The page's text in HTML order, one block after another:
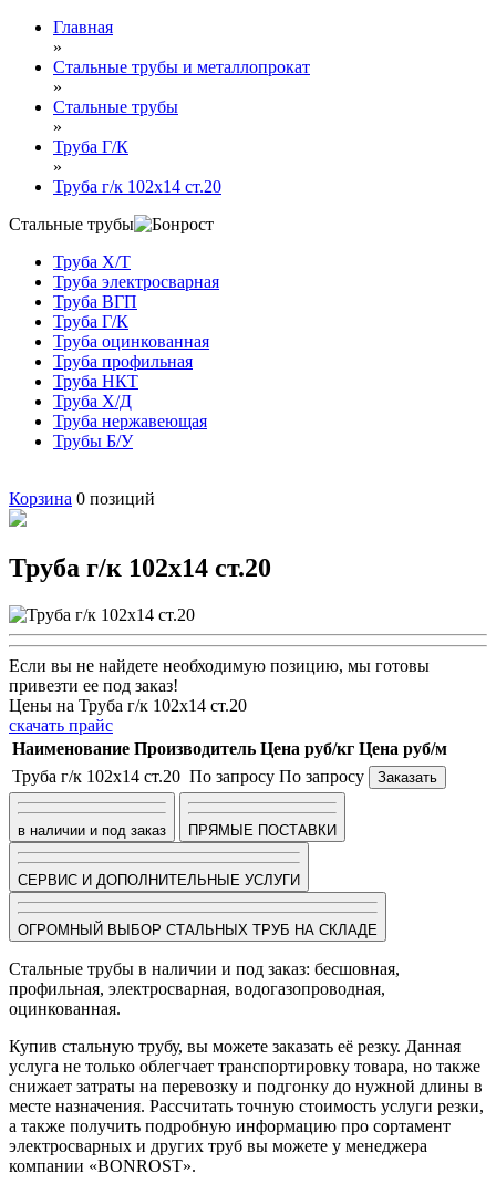
Главная
»
Стальные трубы и металлопрокат
»
Стальные трубы
»
Труба Г/К
»
Труба г/к 102х14 ст.20
Стальные трубы
Труба Х/Т
Труба электросварная
Труба ВГП
Труба Г/К
Труба оцинкованная
Труба профильная
Труба НКТ
Труба Х/Д
Труба нержавеющая
Трубы Б/У
Корзина 0 позиций
Труба г/к 102х14 ст.20
Если вы не найдете необходимую позицию, мы готовы
привезти ее под заказ!
Цены на Труба г/к 102х14 ст.20
скачать прайс
Наименование Производитель Цена руб/кг Цена руб/м
Труба г/к 102х14 ст.20 По запросу По запросу Заказать
в наличии и под заказ ПРЯМЫЕ ПОСТАВКИ
СЕРВИС И ДОПОЛНИТЕЛЬНЫЕ УСЛУГИ
ОГРОМНЫЙ ВЫБОР СТАЛЬНЫХ ТРУБ НА СКЛАДЕ
Стальные трубы в наличии и под заказ: бесшовная,
профильная, электросварная, водогазопроводная,
оцинкованная.
Купив стальную трубу, вы можете заказать её резку. Данная
услуга не только облегчает транспортировку товара, но также
снижает затраты на перевозку и подгонку до нужной длины в
месте назначения. Рассчитать точную стоимость услуги резки,
а также получить подробную информацию про сортамент
электросварных и других труб вы можете у менеджера
компании «BONROST».